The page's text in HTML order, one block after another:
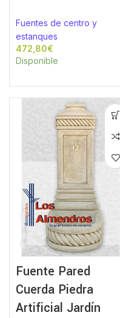
Fuentes de centro y
estanques
€
Disponible
Fuente Pared
Cuerda Piedra
Artificial Jardín